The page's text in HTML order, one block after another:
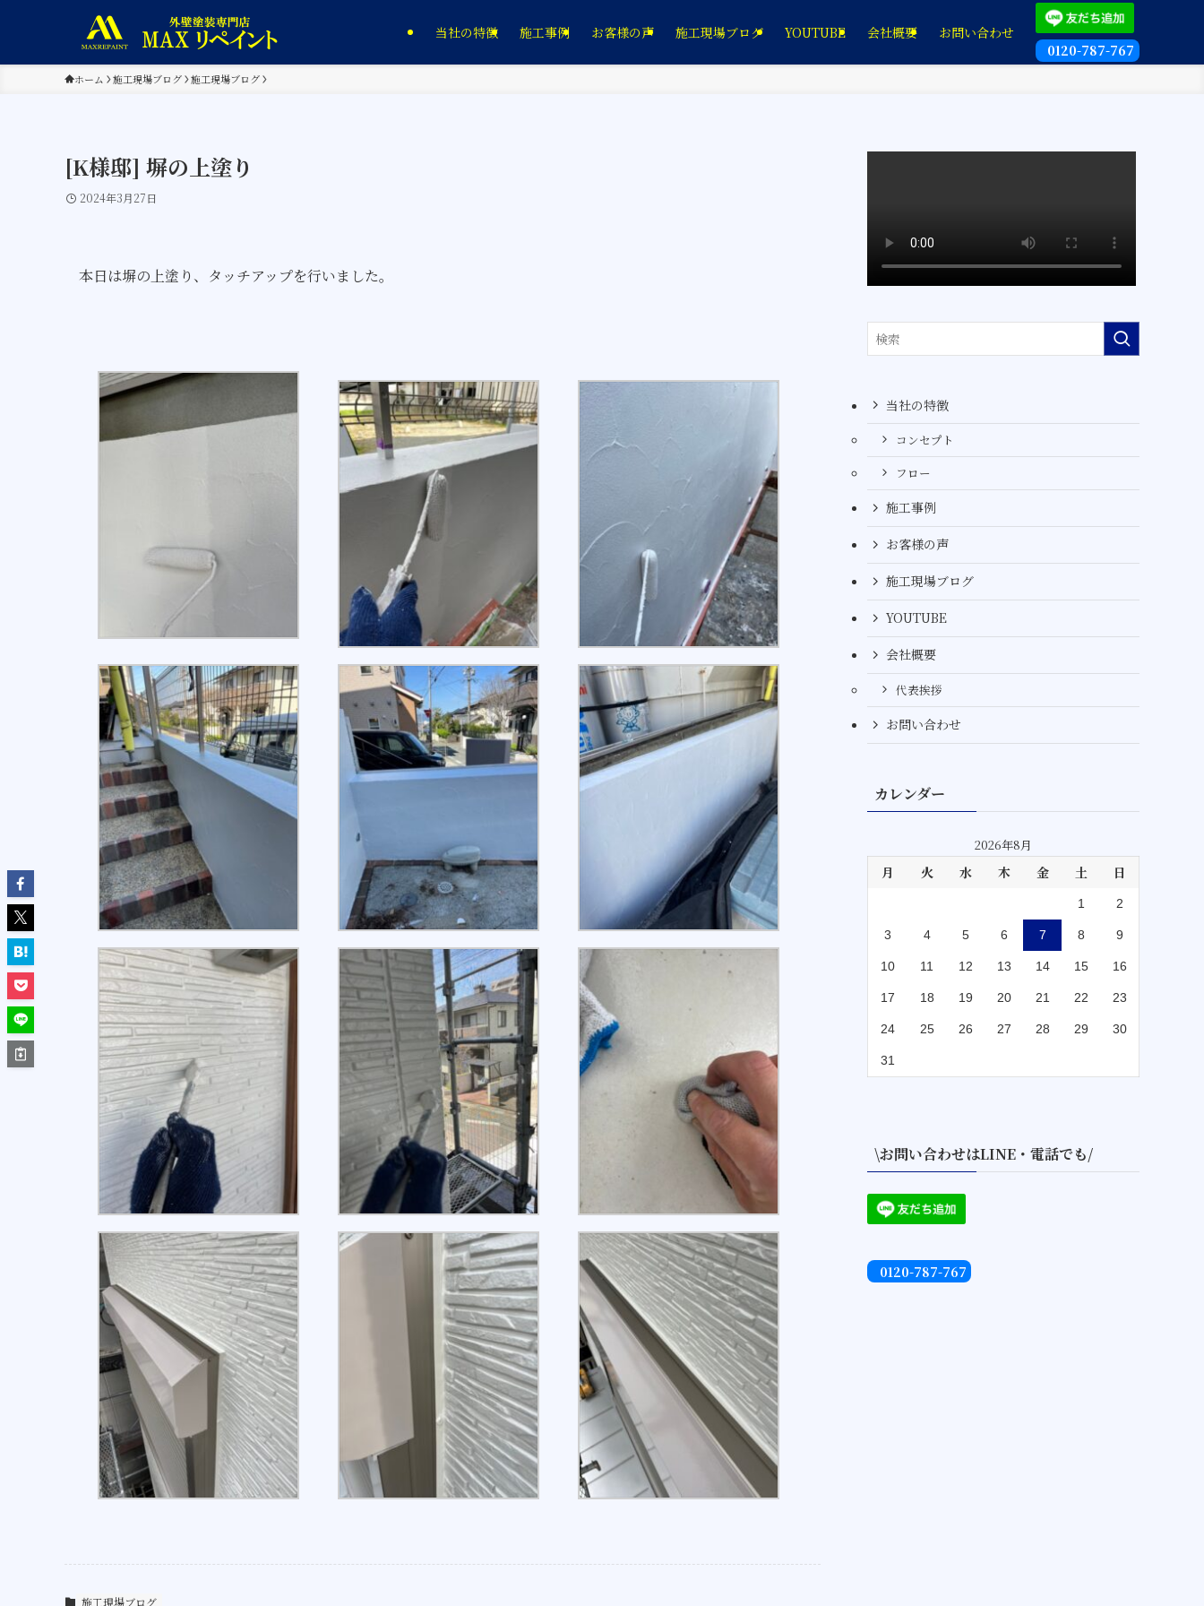
当社の特徴 施工事例 お客様の声 施工現場ブログ YOUTUBE 会社概要
お問い合わせ
0120-787-767
ホーム 施工現場ブログ 施工現場ブログ
[K様邸] 塀の上塗り
2024年3月27日
本日は塀の上塗り、タッチアップを行いました。
施工現場ブログ
当社の特徴
コンセプト
フロー
施工事例
お客様の声
施工現場ブログ
YOUTUBE
会社概要
代表挨拶
お問い合わせ
カレンダー
2026年8月
月 火 水 木 金 土 日
1 2
3 4 5 6 7 8 9
10 11 12 13 14 15 16
17 18 19 20 21 22 23
24 25 26 27 28 29 30
31
\お問い合わせはLINE・電話でも/
0120-787-767